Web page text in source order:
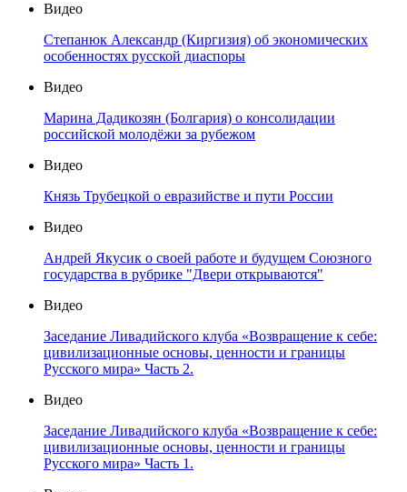
Видео
Степанюк Александр (Киргизия) об экономических
особенностях русской диаспоры
Видео
Марина Дадикозян (Болгария) о консолидации
российской молодёжи за рубежом
Видео
Князь Трубецкой о евразийстве и пути России
Видео
Андрей Якусик о своей работе и будущем Союзного
государства в рубрике "Двери открываются"
Видео
Заседание Ливадийского клуба «Возвращение к себе:
цивилизационные основы, ценности и границы
Русского мира» Часть 2.
Видео
Заседание Ливадийского клуба «Возвращение к себе:
цивилизационные основы, ценности и границы
Русского мира» Часть 1.